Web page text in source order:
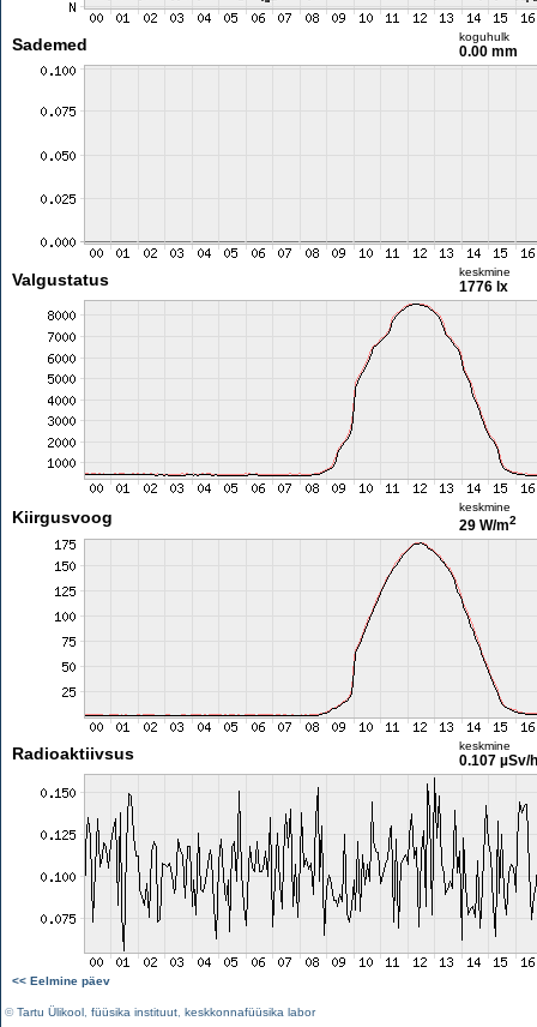
Sademed koguhulk
0.00 mm
Valgustatus keskmine
1776 lx
Kiirgusvoog
keskmine
29 W/m2
Radioaktiivsus keskmine
0.107 µSv/h
<< Eelmine päev
©Tartu Ülikool füüsika instituut keskkonnafüüsika labor